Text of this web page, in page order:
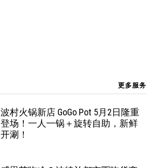
更多服务
波村火锅新店 GoGo Pot 5月2日隆重
登场！一人一锅＋旋转自助，新鲜
开涮！